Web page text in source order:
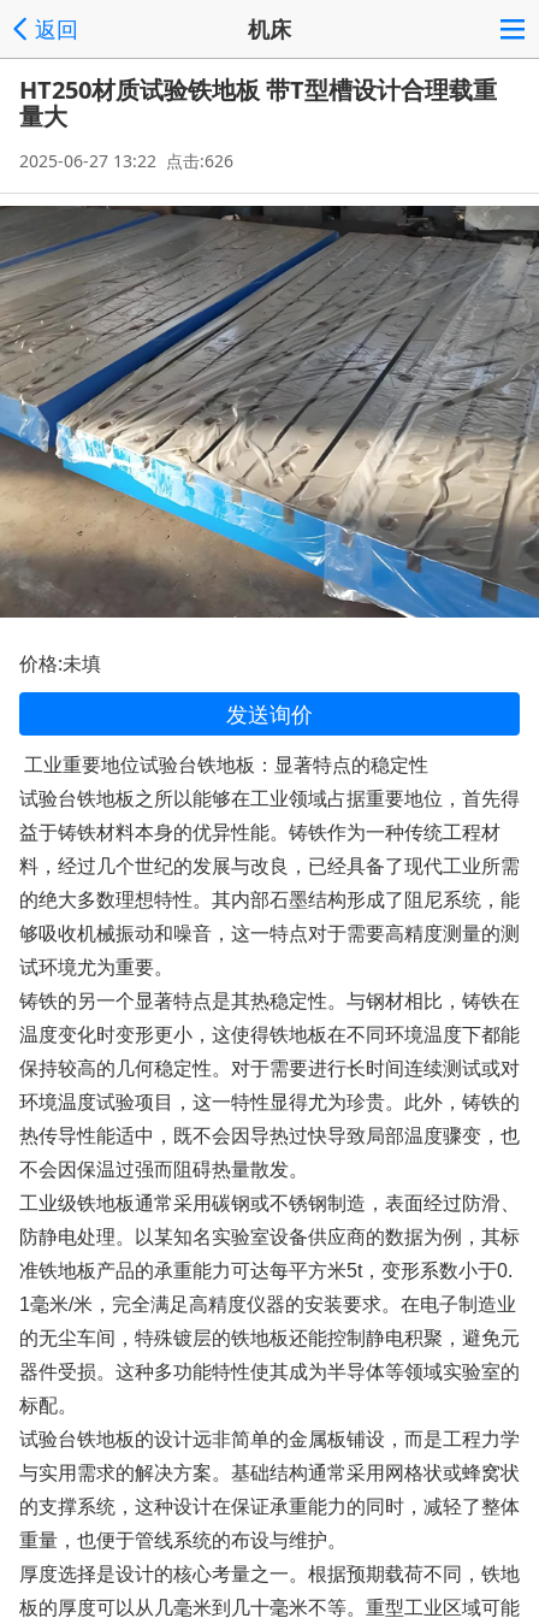
返回 机床
HT250材质试验铁地板 带T型槽设计合理载重
量大
2025-06-27 13:22 点击:626
价格:未填
发送询价
工业重要地位试验台铁地板：显著特点的稳定性
试验台铁地板之所以能够在工业领域占据重要地位，首先得
益于铸铁材料本身的优异性能。铸铁作为一种传统工程材
料，经过几个世纪的发展与改良，已经具备了现代工业所需
的绝大多数理想特性。其内部石墨结构形成了阻尼系统，能
够吸收机械振动和噪音，这一特点对于需要高精度测量的测
试环境尤为重要。
铸铁的另一个显著特点是其热稳定性。与钢材相比，铸铁在
温度变化时变形更小，这使得铁地板在不同环境温度下都能
保持较高的几何稳定性。对于需要进行长时间连续测试或对
环境温度试验项目，这一特性显得尤为珍贵。此外，铸铁的
热传导性能适中，既不会因导热过快导致局部温度骤变，也
不会因保温过强而阻碍热量散发。
工业级铁地板通常采用碳钢或不锈钢制造，表面经过防滑、
防静电处理。以某知名实验室设备供应商的数据为例，其标
准铁地板产品的承重能力可达每平方米5t，变形系数小于0.
1毫米/米，完全满足高精度仪器的安装要求。在电子制造业
的无尘车间，特殊镀层的铁地板还能控制静电积聚，避免元
器件受损。这种多功能特性使其成为半导体等领域实验室的
标配。
试验台铁地板的设计远非简单的金属板铺设，而是工程力学
与实用需求的解决方案。基础结构通常采用网格状或蜂窝状
的支撑系统，这种设计在保证承重能力的同时，减轻了整体
重量，也便于管线系统的布设与维护。
厚度选择是设计的核心考量之一。根据预期载荷不同，铁地
板的厚度可以从几毫米到几十毫米不等。重型工业区域可能